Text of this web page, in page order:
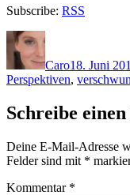
Subscribe: RSS
Autor
Caro18. Juni
Perspektiven,
Schreibe
Deine E-Mail-Adresse
Felder sind mit *
Kommentar *